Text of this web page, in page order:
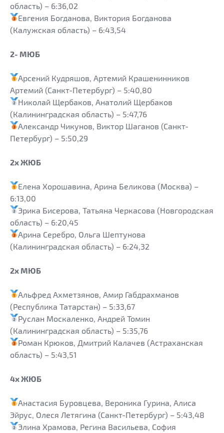
область) – 6:36,02
Евгения Богданова, Виктория Богданова
(Калужская область) – 6:43,54
2- МЮБ
Арсений Кудряшов, Артемий Крашенинников
Артемий (Санкт-Петербург) – 5:40,80
Николай Щербаков, Анатолий Щербаков
(Калининградская область) – 5:47,76
Александр Чикунов, Виктор Шаганов (Санкт-
Петербург) – 5:50,29
2х ЖЮБ
Елена Хорошавина, Арина Беликова (Москва) –
6:13,00
Эрика Бисерова, Татьяна Черкасова (Новгородская
область) – 6:20,45
Арина Серебро, Ольга Шептунова
(Калининградская область) – 6:24,32
2х МЮБ
Альфред Ахметзянов, Амир Габдрахманов
(Республика Татарстан) – 5:33,67
Руслан Москаленко, Андрей Томин
(Калининградская область) – 5:35,76
Роман Крюков, Дмитрий Калачев (Астраханская
область) – 5:43,51
4х ЖЮБ
Анастасия Буровцева, Вероника Гурина, Алиса
Эйрус, Олеся Летягина (Санкт-Петербург) – 5:43,48
Элина Храмова, Регина Васильева, София